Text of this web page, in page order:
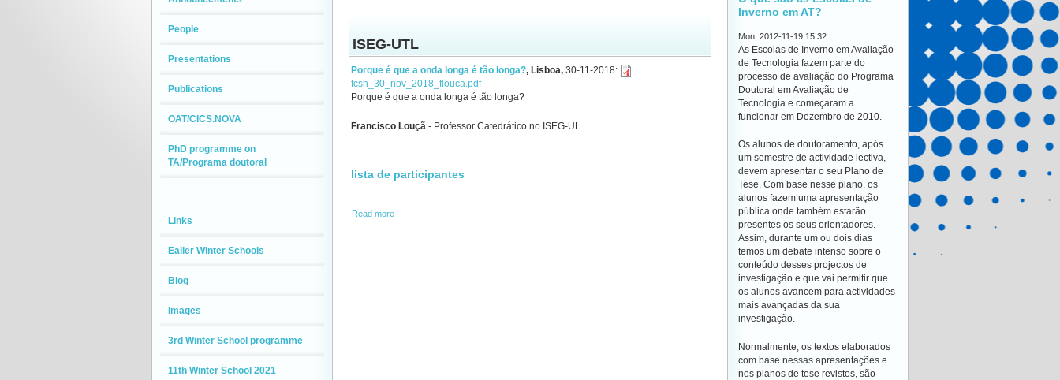
ISEG-UTL
Porque é que a onda longa é tão longa?, Lisboa, 30-11-2018:
fcsh_30_nov_2018_flouca.pdf
Porque é que a onda longa é tão longa?
Francisco Louçã - Professor Catedrático no ISEG-UL
lista de participantes
Read more
People
Presentations
Publications
OAT/CICS.NOVA
PhD programme on
TA/Programa doutoral
Links
Ealier Winter Schools
Blog
Images
3rd Winter School programme
11th Winter School 2021
Inverno em AT?
Mon, 2012-11-19 15:32
As Escolas de Inverno em Avaliação
de Tecnologia fazem parte do
processo de avaliação do Programa
Doutoral em Avaliação de
Tecnologia e começaram a
funcionar em Dezembro de 2010.
Os alunos de doutoramento, após
um semestre de actividade lectiva,
devem apresentar o seu Plano de
Tese. Com base nesse plano, os
alunos fazem uma apresentação
pública onde também estarão
presentes os seus orientadores.
Assim, durante um ou dois dias
temos um debate intenso sobre o
conteúdo desses projectos de
investigação e que vai permitir que
os alunos avancem para actividades
mais avançadas da sua
investigação.
Normalmente, os textos elaborados
com base nessas apresentações e
nos planos de tese revistos, são